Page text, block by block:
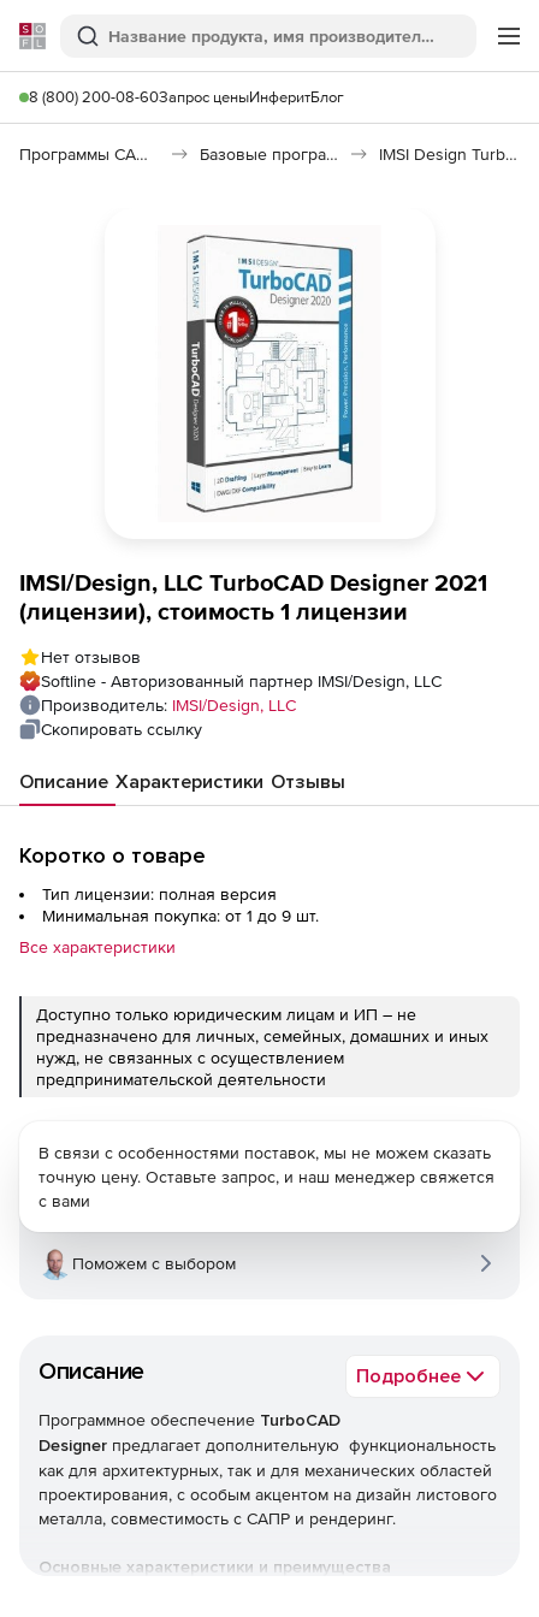
Softline
Поиск
8 (800) 200-08-60Запрос ценыИнферитБлог
Программы САПР и ГИС Базовые программы IMSI Design TurboCAD Designer
IMSI/Design, LLC TurboCAD Designer 2021
(лицензии), стоимость 1 лицензии
Нет отзывов
Softline - Авторизованный партнер IMSI/Design, LLC
Производитель: IMSI/Design, LLC
Скопировать ссылку
Описание Характеристики Отзывы
Коротко о товаре
Тип лицензии: полная версия
Минимальная покупка: от 1 до 9 шт.
Все характеристики
Доступно только юридическим лицам и ИП – не
предназначено для личных, семейных, домашних и иных
нужд, не связанных с осуществлением
предпринимательской деятельности
Описание Подробнее
Программное обеспечение TurboCAD
Designer предлагает дополнительную функциональность
как для архитектурных, так и для механических областей
проектирования, с особым акцентом на дизайн листового
металла, совместимость с САПР и рендеринг.
Основные характеристики и преимущества
В связи с особенностями поставок, мы не можем сказать
точную цену. Оставьте запрос, и наш менеджер свяжется
с вами
Поможем с выбором